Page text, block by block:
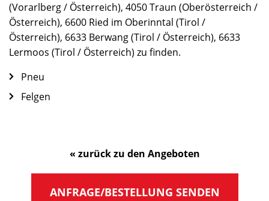
(Vorarlberg / Österreich), 4050 Traun (Oberösterreich /
Österreich), 6600 Ried im Oberinntal (Tirol /
Österreich), 6633 Berwang (Tirol / Österreich), 6633
Lermoos (Tirol / Österreich) zu finden.
Pneu
Felgen
« zurück zu den Angeboten
ANFRAGE/BESTELLUNG SENDEN